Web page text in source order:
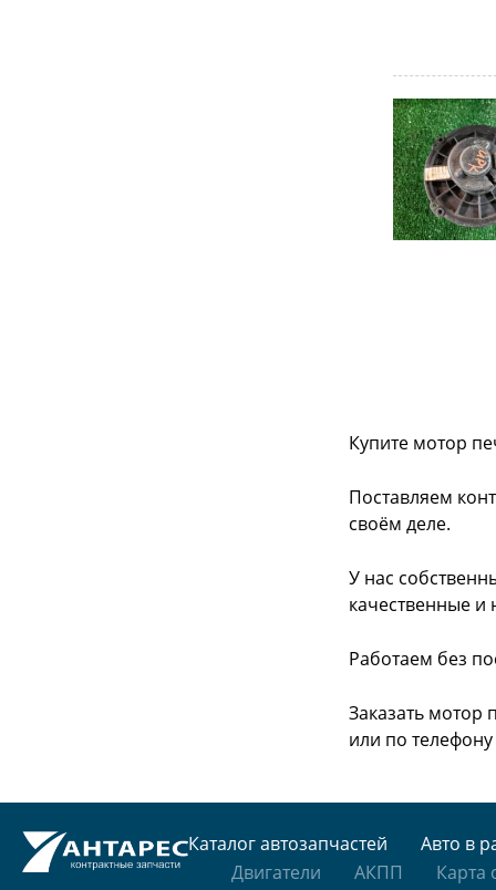
Купите мотор
Поставляем
своём деле.
У нас
качественные и
Работаем без
Заказать мотор
или по
Каталог автозапчастей
Авто в
Двигатели
АКПП Карта